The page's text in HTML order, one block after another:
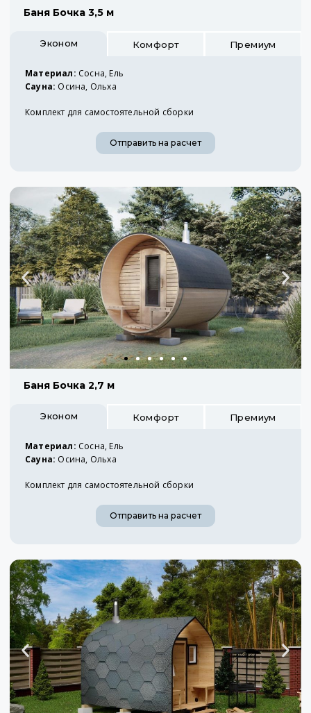
Баня Бочка 3,5 м
Эконом Комфорт Премиум
Материал: Сосна, Ель
Сауна: Осина, Ольха
Комплект для самостоятельной сборки
Отправить на расчет
Баня Бочка 2,7 м
Эконом Комфорт Премиум
Материал: Сосна, Ель
Сауна: Осина, Ольха
Комплект для самостоятельной сборки
Отправить на расчет